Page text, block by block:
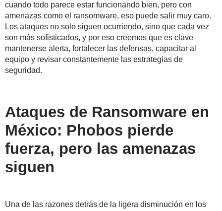
cuando todo parece estar funcionando bien, pero con
amenazas como el ransomware, eso puede salir muy caro.
Los ataques no solo siguen ocurriendo, sino que cada vez
son más sofisticados, y por eso creemos que es clave
mantenerse alerta, fortalecer las defensas, capacitar al
equipo y revisar constantemente las estrategias de
seguridad.
Ataques de Ransomware en
México: Phobos pierde
fuerza, pero las amenazas
siguen
Una de las razones detrás de la ligera disminución en los